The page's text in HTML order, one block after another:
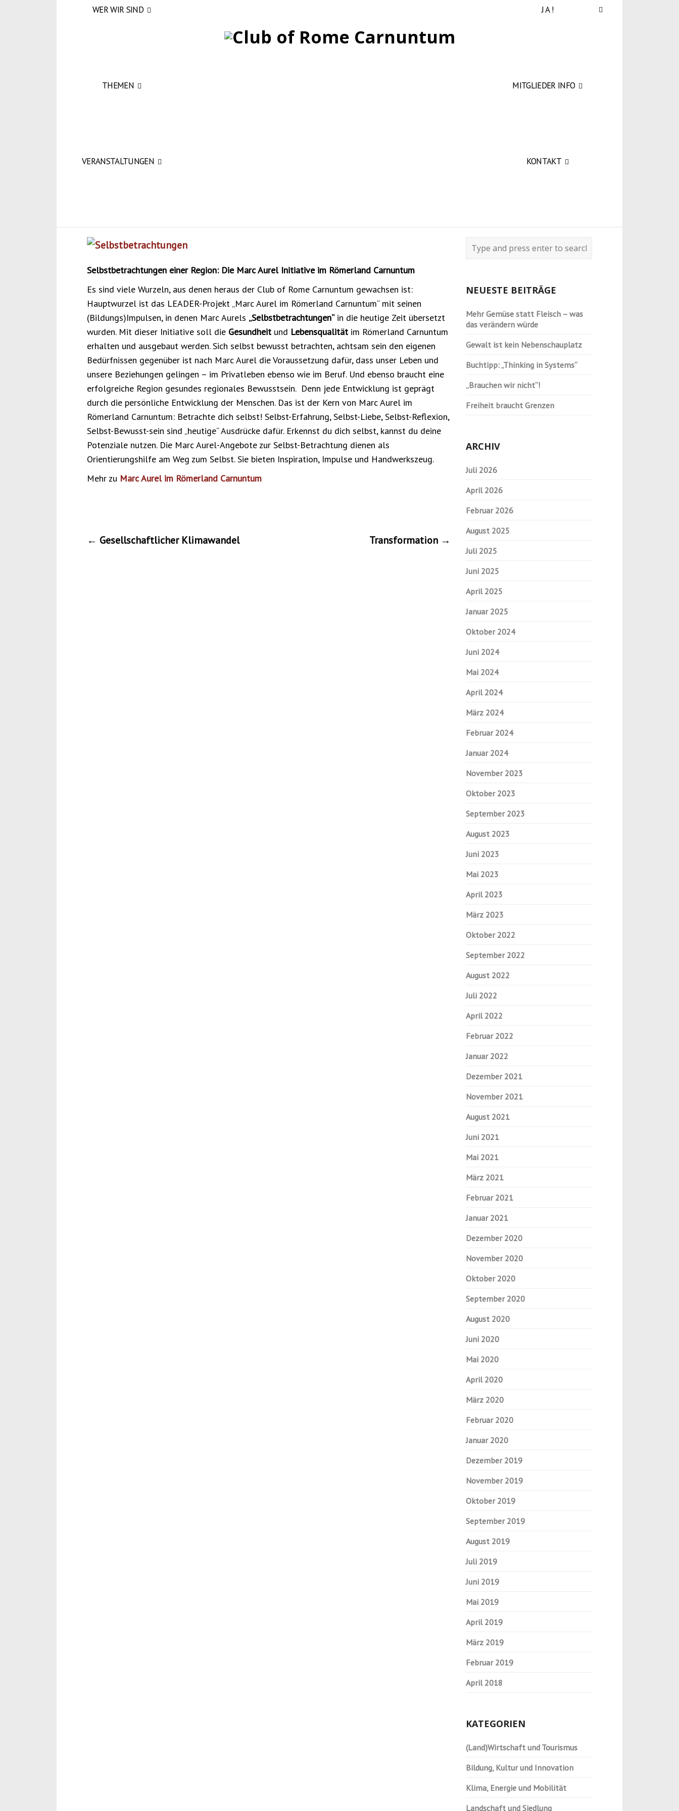
WER WIR SIND
THEMEN
VERANSTALTUNGEN
J A !
MITGLIEDER INFO
KONTAKT
Selbstbetrachtungen einer Region: Die Marc Aurel Initiative im Römerland Carnuntum
Es sind viele Wurzeln, aus denen heraus der Club of Rome Carnuntum gewachsen ist:
Hauptwurzel ist das LEADER-Projekt „Marc Aurel im Römerland Carnuntum“ mit seinen
(Bildungs)Impulsen, in denen Marc Aurels „Selbstbetrachtungen“in die heutige Zeit übersetzt
wurden. Mit dieser Initiative soll die Gesundheit und Lebensqualität im Römerland Carnuntum
erhalten und ausgebaut werden.Sich selbst bewusst betrachten, achtsam sein den eigenen
Bedürfnissen gegenüber ist nach Marc Aurel die Voraussetzung dafür, dass unser Leben und
unsere Beziehungen gelingen – im Privatleben ebenso wie im Beruf. Und ebenso braucht eine
erfolgreiche Region gesundes regionales Bewusstsein. Denn jede Entwicklung ist geprägt
durch die persönliche Entwicklung der Menschen. Das ist der Kern von Marc Aurel im
Römerland Carnuntum: Betrachte dich selbst! Selbst-Erfahrung, Selbst-Liebe, Selbst-Reflexion,
Selbst-Bewusst-sein sind „heutige“ Ausdrücke dafür. Erkennst du dich selbst, kannst du deine
Potenziale nutzen. Die Marc Aurel-Angebote zur Selbst-Betrachtung dienen als
Orientierungshilfe am Weg zum Selbst. Sie bieten Inspiration, Impulse und Handwerkszeug.
Mehr zu Marc Aurel im Römerland Carnuntum
Post
← Gesellschaftlicher Klimawandel Transformation →
NEUESTE BEITRÄGE
Mehr Gemüse statt Fleisch – was
das verändern würde
Gewalt ist kein Nebenschauplatz
Buchtipp: „Thinking in Systems“
„Brauchen wir nicht“!
Freiheit braucht Grenzen
ARCHIV
Juli 2026
April 2026
Februar 2026
August 2025
Juli 2025
Juni 2025
April 2025
Januar 2025
Oktober 2024
Juni 2024
Mai 2024
April 2024
März 2024
Februar 2024
Januar 2024
November 2023
Oktober 2023
September 2023
August 2023
Juni 2023
Mai 2023
April 2023
März 2023
Oktober 2022
September 2022
August 2022
Juli 2022
April 2022
Februar 2022
Januar 2022
Dezember 2021
November 2021
August 2021
Juni 2021
Mai 2021
März 2021
Februar 2021
Januar 2021
Dezember 2020
November 2020
Oktober 2020
September 2020
August 2020
Juni 2020
Mai 2020
April 2020
März 2020
Februar 2020
Januar 2020
Dezember 2019
November 2019
Oktober 2019
September 2019
August 2019
Juli 2019
Juni 2019
Mai 2019
April 2019
März 2019
Februar 2019
April 2018
KATEGORIEN
(Land)Wirtschaft und Tourismus
Bildung, Kultur und Innovation
Klima, Energie und Mobilität
Landschaft und Siedlung